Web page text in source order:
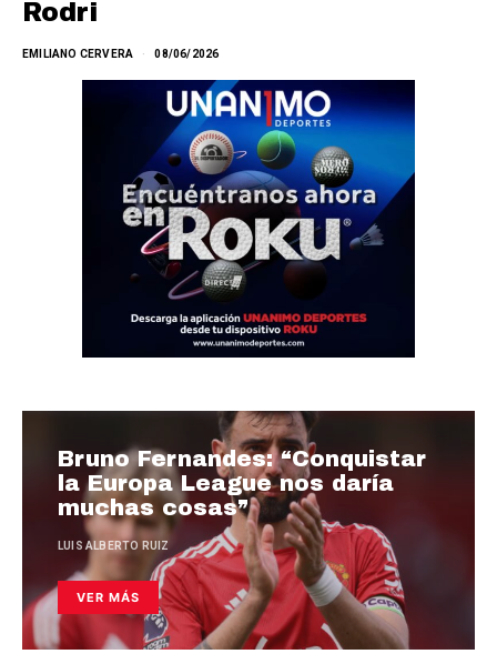
Rodri
EMILIANO CERVERA 08/06/2026
Bruno Fernandes: “Conquistar
la Europa League nos daría
muchas cosas”
LUIS ALBERTO RUIZ
VER MÁS